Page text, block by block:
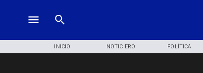
INICIO NOTICIERO POLÍTICA